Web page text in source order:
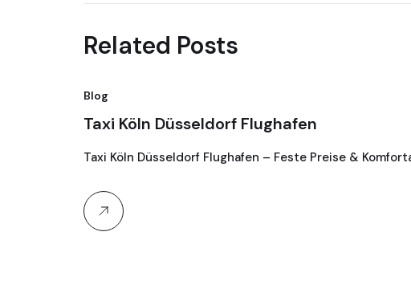
Related Posts
Blog
Taxi Köln Düsseldorf Flughafen
Taxi Köln Düsseldorf Flughafen – Feste Preise &